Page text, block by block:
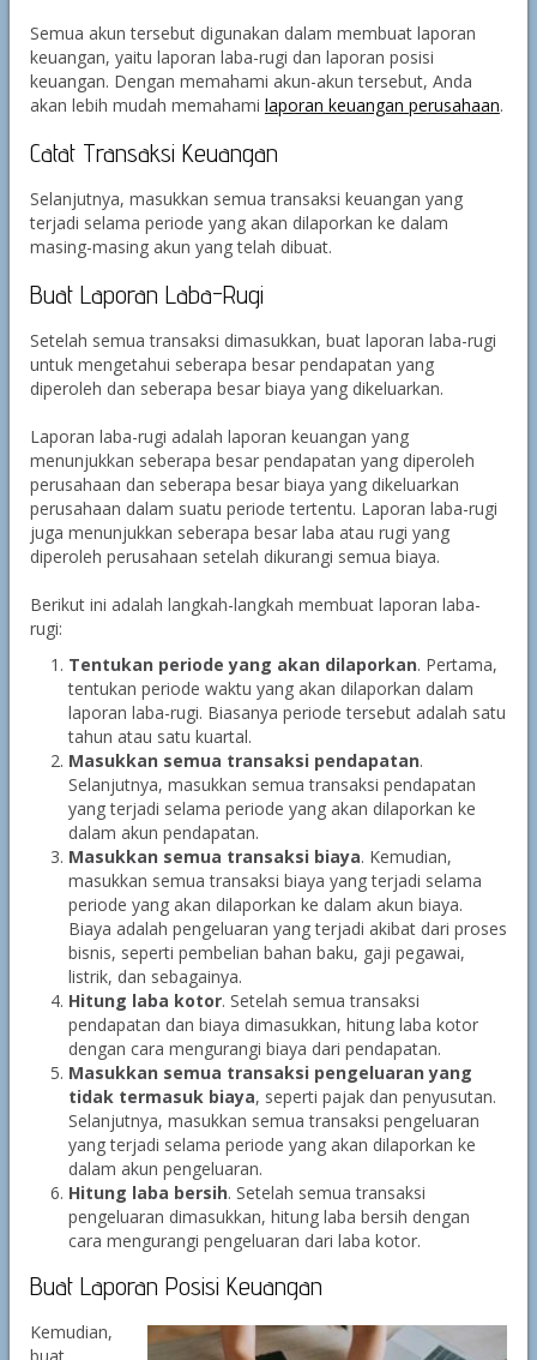
Semua akun tersebut digunakan dalam membuat laporan
keuangan, yaitu laporan laba-rugi dan laporan posisi
keuangan. Dengan memahami akun-akun tersebut, Anda
akan lebih mudah memahami laporan keuangan perusahaan.
Catat Transaksi Keuangan
Selanjutnya, masukkan semua transaksi keuangan yang
terjadi selama periode yang akan dilaporkan ke dalam
masing-masing akun yang telah dibuat.
Buat Laporan Laba-Rugi
Setelah semua transaksi dimasukkan, buat laporan laba-rugi
untuk mengetahui seberapa besar pendapatan yang
diperoleh dan seberapa besar biaya yang dikeluarkan.
Laporan laba-rugi adalah laporan keuangan yang
menunjukkan seberapa besar pendapatan yang diperoleh
perusahaan dan seberapa besar biaya yang dikeluarkan
perusahaan dalam suatu periode tertentu. Laporan laba-rugi
juga menunjukkan seberapa besar laba atau rugi yang
diperoleh perusahaan setelah dikurangi semua biaya.
Berikut ini adalah langkah-langkah membuat laporan laba-
rugi:
Tentukan periode yang akan dilaporkan. Pertama,
tentukan periode waktu yang akan dilaporkan dalam
laporan laba-rugi. Biasanya periode tersebut adalah satu
tahun atau satu kuartal.
Masukkan semua transaksi pendapatan.
Selanjutnya, masukkan semua transaksi pendapatan
yang terjadi selama periode yang akan dilaporkan ke
dalam akun pendapatan.
Masukkan semua transaksi biaya. Kemudian,
masukkan semua transaksi biaya yang terjadi selama
periode yang akan dilaporkan ke dalam akun biaya.
Biaya adalah pengeluaran yang terjadi akibat dari proses
bisnis, seperti pembelian bahan baku, gaji pegawai,
listrik, dan sebagainya.
Hitung laba kotor. Setelah semua transaksi
pendapatan dan biaya dimasukkan, hitung laba kotor
dengan cara mengurangi biaya dari pendapatan.
Masukkan semua transaksi pengeluaran yang
tidak termasuk biaya, seperti pajak dan penyusutan.
Selanjutnya, masukkan semua transaksi pengeluaran
yang terjadi selama periode yang akan dilaporkan ke
dalam akun pengeluaran.
Hitung laba bersih. Setelah semua transaksi
pengeluaran dimasukkan, hitung laba bersih dengan
cara mengurangi pengeluaran dari laba kotor.
Buat Laporan Posisi Keuangan
Kemudian,